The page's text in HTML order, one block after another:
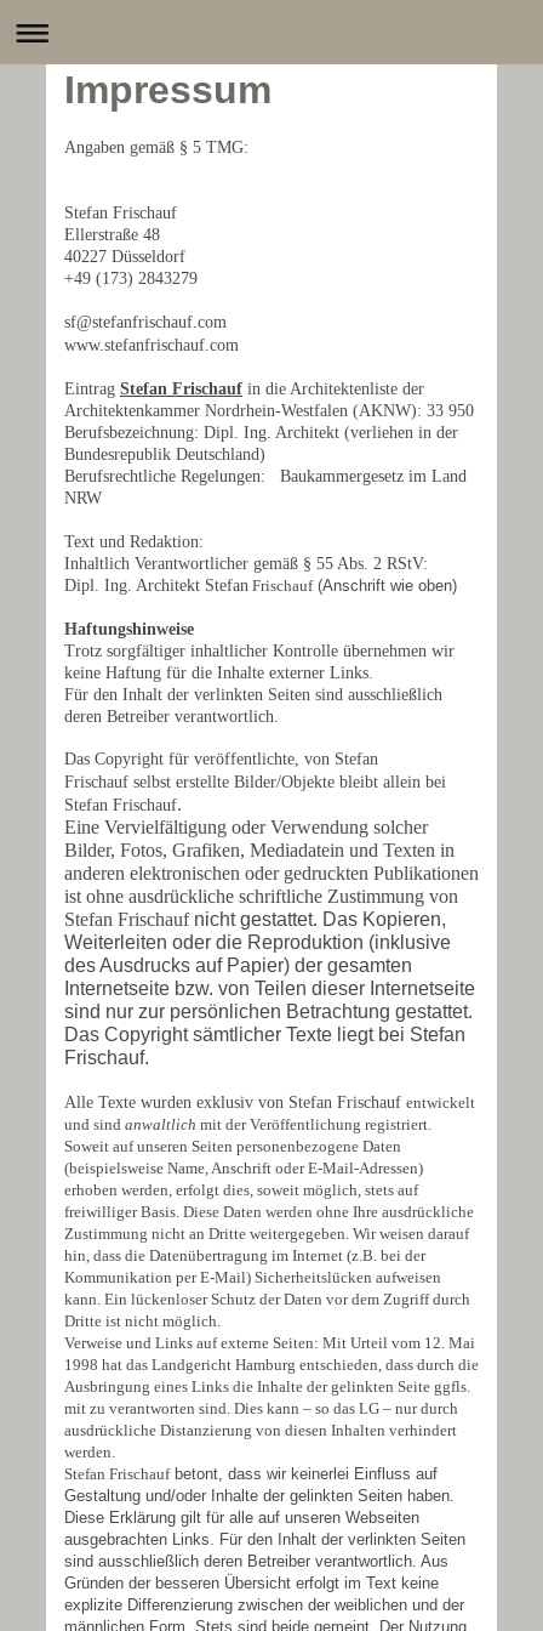
Impressum
Angaben gemäß § 5 TMG:
Stefan Frischauf
Ellerstraße 48
40227 Düsseldorf
+49 (173) 2843279
sf@stefanfrischauf.com
www.stefanfrischauf.com
Eintrag Stefan Frischauf in die Architektenliste der
Architektenkammer Nordrhein-Westfalen (AKNW): 33 950
Berufsbezeichnung: Dipl. Ing. Architekt (verliehen in der
Bundesrepublik Deutschland)
Berufsrechtliche Regelungen: Baukammergesetz im Land
NRW
Text und Redaktion:
Inhaltlich Verantwortlicher gemäß § 55 Abs. 2 RStV:
Dipl. Ing. Architekt Stefan Frischauf(Anschrift wie oben)
Haftungshinweise
Trotz sorgfältiger inhaltlicher Kontrolle übernehmen wir
keine Haftung für die Inhalte externer Links.
Für den Inhalt der verlinkten Seiten sind ausschließlich
deren Betreiber verantwortlich.
Das Copyright für veröffentlichte, von Stefan
Frischauf selbst erstellte Bilder/Objekte bleibt allein bei
Stefan Frischauf.
Eine Vervielfältigung oder Verwendung solcher
Bilder, Fotos, Grafiken, Mediadatein und Texten in
anderen elektronischen oder gedruckten Publikationen
ist ohne ausdrückliche schriftliche Zustimmung von
Stefan Frischauf nicht gestattet. Das Kopieren,
Weiterleiten oder die Reproduktion (inklusive
des Ausdrucks auf Papier) der gesamten
Internetseite bzw. von Teilen dieser Internetseite
sind nur zur persönlichen Betrachtung gestattet.
Das Copyright sämtlicher Texte liegt bei Stefan
Frischauf.
Alle Texte wurden exklusiv von Stefan Frischauf entwickelt
und sind anwaltlich mit der Veröffentlichung registriert.
Soweit auf unseren Seiten personenbezogene Daten
(beispielsweise Name, Anschrift oder E-Mail-Adressen)
erhoben werden, erfolgt dies, soweit möglich, stets auf
freiwilliger Basis. Diese Daten werden ohne Ihre ausdrückliche
Zustimmung nicht an Dritte weitergegeben. Wir weisen darauf
hin, dass die Datenübertragung im Internet (z.B. bei der
Kommunikation per E-Mail) Sicherheitslücken aufweisen
kann. Ein lückenloser Schutz der Daten vor dem Zugriff durch
Dritte ist nicht möglich.
Verweise und Links auf externe Seiten: Mit Urteil vom 12. Mai
1998 hat das Landgericht Hamburg entschieden, dass durch die
Ausbringung eines Links die Inhalte der gelinkten Seite ggfls.
mit zu verantworten sind. Dies kann – so das LG – nur durch
ausdrückliche Distanzierung von diesen Inhalten verhindert
werden.
Stefan Frischaufbetont, dass wir keinerlei Einfluss auf
Gestaltung und/oder Inhalte der gelinkten Seiten haben.
Diese Erklärung gilt für alle auf unseren Webseiten
ausgebrachten Links. Für den Inhalt der verlinkten Seiten
sind ausschließlich deren Betreiber verantwortlich. Aus
Gründen der besseren Übersicht erfolgt im Text keine
explizite Differenzierung zwischen der weiblichen und der
männlichen Form. Stets sind beide gemeint. Der Nutzung